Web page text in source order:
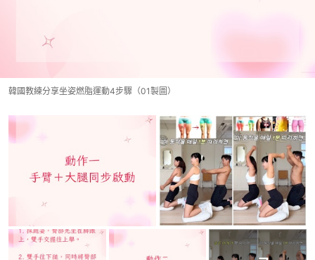
韓國教練分享坐姿燃脂運動4步驟（01製圖）